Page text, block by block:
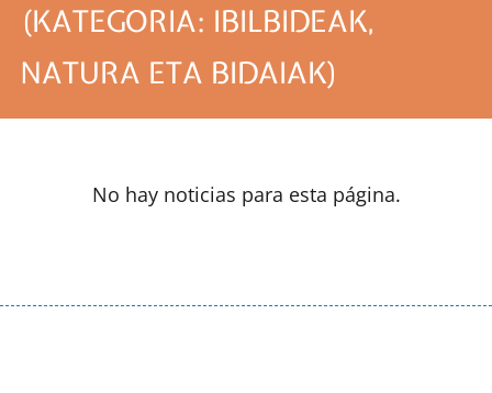
(KATEGORIA: IBILBIDEAK,
NATURA ETA BIDAIAK)
No hay noticias para esta página.